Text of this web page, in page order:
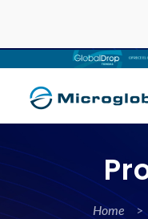
Home >